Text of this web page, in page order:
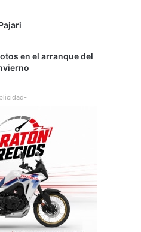
en el arranque del